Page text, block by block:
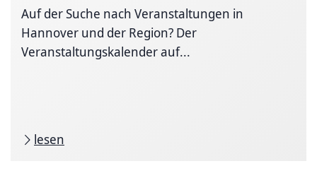
Auf der Suche nach Veranstaltungen in
Hannover und der Region? Der
Veranstaltungskalender auf...
lesen